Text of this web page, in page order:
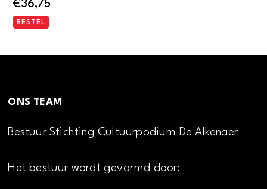
€36,75
BESTEL
ONS TEAM
Bestuur Stichting Cultuurpodium De Alkenaer
Het bestuur wordt gevormd door: